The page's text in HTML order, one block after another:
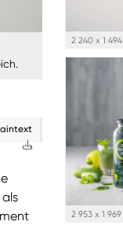
2 240 x 1 494
2 953 x 1 969